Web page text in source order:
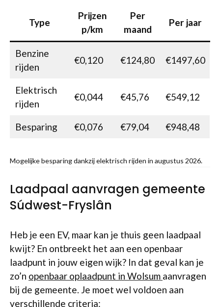
Type
Prijzen
p/km
Per
maand
Per jaar
Benzine
rijden
€0,120 €124,80 €1497,60
Elektrisch
rijden
€0,044 €45,76 €549,12
Besparing €0,076 €79,04 €948,48
Mogelijke besparing dankzij elektrisch rijden in augustus 2026.
Laadpaal aanvragen gemeente
Súdwest-Fryslân
Heb je een EV, maar kan je thuis geen laadpaal
kwijt? En ontbreekt het aan een openbaar
laadpunt in jouw eigen wijk? In dat geval kan je
zo’n openbaar oplaadpunt in Wolsum aanvragen
bij de gemeente. Je moet wel voldoen aan
verschillende criteria: